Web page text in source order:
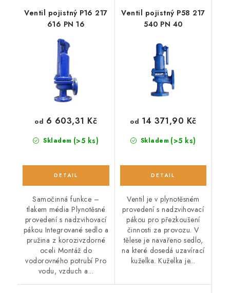
Ventil pojistný P16 217
616 PN 16
Skladem (>5 ks)
od 6 603,31 Kč
Samočinná funkce –
tlakem média Plynotěsné
provedení s nadzvihovací
pákou Integrované sedlo a
pružina z korozivzdorné
oceli Montáž do
vodorovného potrubí Pro
vodu, vzduch a...
Ventil pojistný P58 217
540 PN 40
Skladem (>5 ks)
od 14 371,90 Kč
Ventil je v plynotěsném
provedení s nadzvihovací
pákou pro přezkoušení
činnosti za provozu. V
tělese je navařeno sedlo,
na které dosedá uzavírací
kuželka. Kuželka je...